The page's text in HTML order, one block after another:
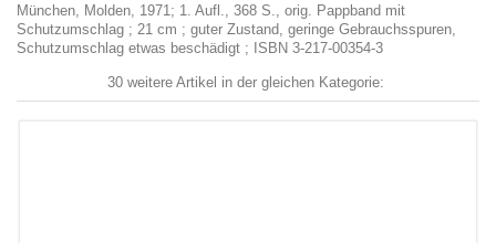
München, Molden, 1971; 1. Aufl., 368 S., orig. Pappband mit
Schutzumschlag ; 21 cm ; guter Zustand, geringe Gebrauchsspuren,
Schutzumschlag etwas beschädigt ; ISBN 3-217-00354-3
30 weitere Artikel in der gleichen Kategorie: